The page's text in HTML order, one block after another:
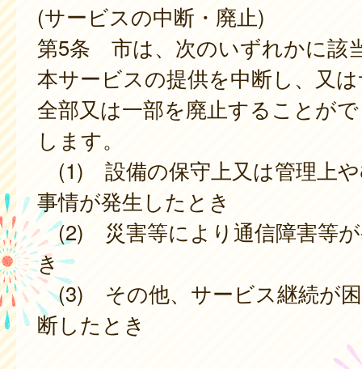
(サービスの中断・廃止)
第5条 市は、次のいずれかに該
本サービスの提供を中断し、又
全部又は一部を廃止することが
します。
(1) 設備の保守上又は管理上
事情が発生したとき
(2) 災害等により通信障害等が
き
(3) その他、サービス継続が困
断したとき